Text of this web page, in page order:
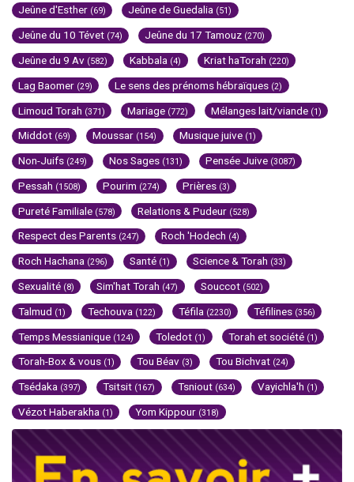
Jeûne d'Esther (69) Jeûne de Guedalia (51)
Jeûne du 10 Tévet (74) Jeûne du 17 Tamouz (270)
Jeûne du 9 Av (582) Kabbala (4) Kriat haTorah (220)
Lag Baomer (29) Le sens des prénoms hébraïques (2)
Limoud Torah (371) Mariage (772) Mélanges lait/viande (1)
Middot (69) Moussar (154) Musique juive (1)
Non-Juifs (249) Nos Sages (131) Pensée Juive (3087)
Pessah (1508) Pourim (274) Prières (3)
Pureté Familiale (578) Relations & Pudeur (528)
Respect des Parents (247) Roch 'Hodech (4)
Roch Hachana (296) Santé (1) Science & Torah (33)
Sexualité (8) Sim'hat Torah (47) Souccot (502)
Talmud (1) Techouva (122) Téfila (2230) Téfilines (356)
Temps Messianique (124) Toledot (1) Torah et société (1)
Torah-Box & vous (1) Tou Béav (3) Tou Bichvat (24)
Tsédaka (397) Tsitsit (167) Tsniout (634) Vayichla'h (1)
Vézot Haberakha (1) Yom Kippour (318)